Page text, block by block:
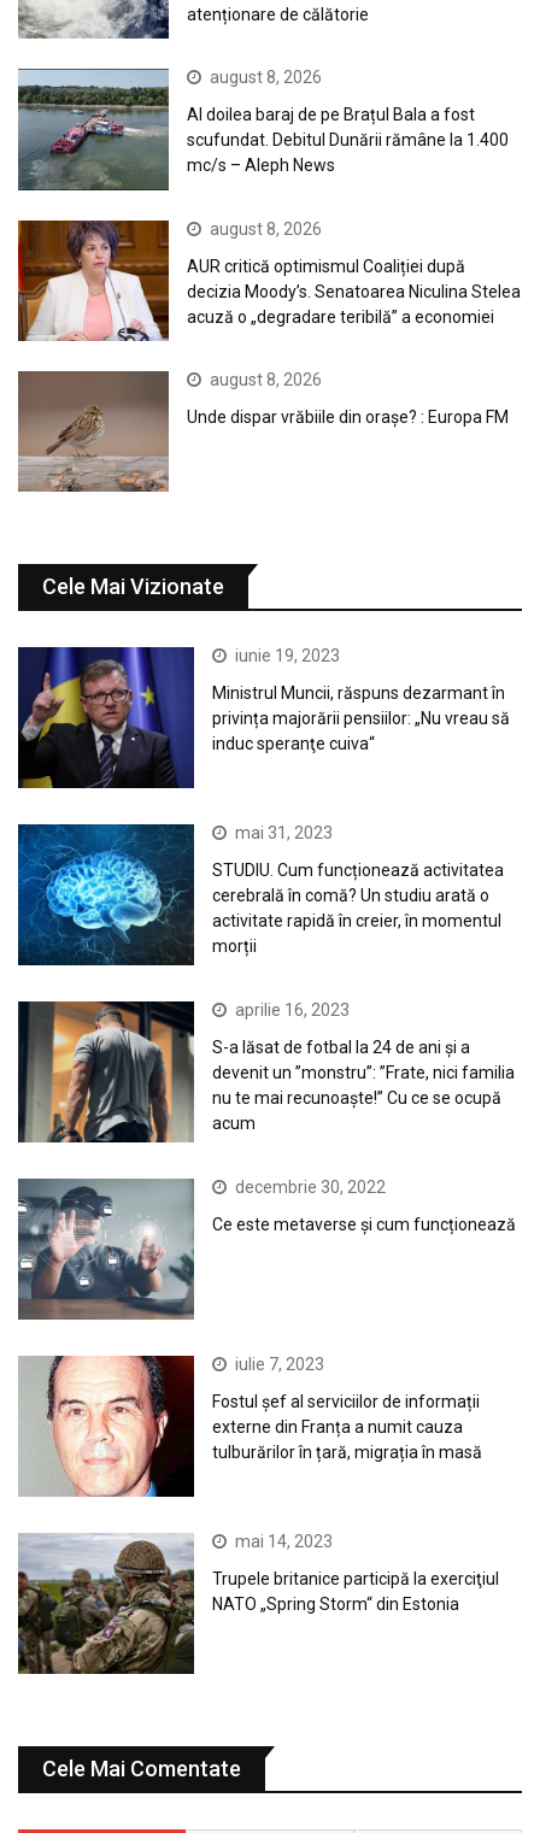
atenționare de călătorie
august 8, 2026
Al doilea baraj de pe Brațul Bala a fost
scufundat. Debitul Dunării rămâne la 1.400
mc/s – Aleph News
august 8, 2026
AUR critică optimismul Coaliției după
decizia Moody’s. Senatoarea Niculina Stelea
acuză o „degradare teribilă” a economiei
august 8, 2026
Unde dispar vrăbiile din orașe? : Europa FM
Cele Mai Vizionate
iunie 19, 2023
Ministrul Muncii, răspuns dezarmant în
privința majorării pensiilor: „Nu vreau să
induc speranţe cuiva“
mai 31, 2023
STUDIU. Cum funcționează activitatea
cerebrală în comă? Un studiu arată o
activitate rapidă în creier, în momentul
morții
aprilie 16, 2023
S-a lăsat de fotbal la 24 de ani și a
devenit un ”monstru”: ”Frate, nici familia
nu te mai recunoaște!” Cu ce se ocupă
acum
decembrie 30, 2022
Ce este metaverse și cum funcționează
iulie 7, 2023
Fostul șef al serviciilor de informații
externe din Franța a numit cauza
tulburărilor în țară, migrația în masă
mai 14, 2023
Trupele britanice participă la exerciţiul
NATO „Spring Storm“ din Estonia
Cele Mai Comentate